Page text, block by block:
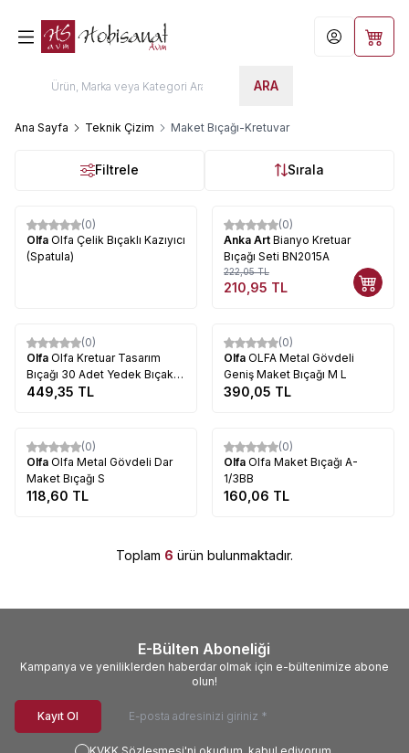
ARA
Hesabım
Ana Sayfa Teknik Çizim Maket Bıçağı-Kretuvar
Filtrele Sırala
(0)
Olfa Olfa Çelik Bıçaklı Kazıyıcı
(Spatula)
%5
(0)
Anka Art Bianyo Kretuar
Bıçağı Seti BN2015A
222,05TL
210,95 TL
(0)
Olfa Olfa Kretuar Tasarım
Bıçağı 30 Adet Yedek Bıçaklı
AK-5
449,35 TL
(0)
Olfa OLFA Metal Gövdeli
Geniş Maket Bıçağı M L
390,05 TL
(0)
Olfa Olfa Metal Gövdeli Dar
Maket Bıçağı S
118,60 TL
(0)
Olfa Olfa Maket Bıçağı A-
1/3BB
160,06 TL
Toplam 6 ürün bulunmaktadır.
E-Bülten Aboneliği
Kampanya ve yeniliklerden haberdar olmak için e-bültenimize abone
olun!
Kayıt Ol